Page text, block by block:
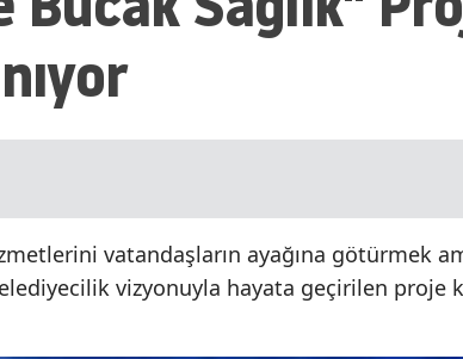
vatandaşların ayağına götürmek
vizyonuyla hayata geçirilen proje